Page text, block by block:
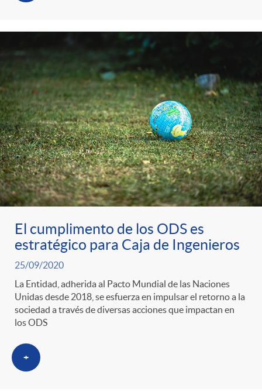
r
o
C
a
t
e
g
o
r
i
n
i
d
o
s
El cumplimento de los ODS es
estratégico para Caja de Ingenieros
25/09/2020
La Entidad, adherida al Pacto Mundial de las Naciones
Unidas desde 2018, se esfuerza en impulsar el retorno a la
sociedad a través de diversas acciones que impactan en
los ODS
+